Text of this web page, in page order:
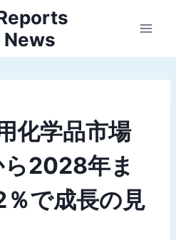
News
化学品市場
2028年ま
で成長の見